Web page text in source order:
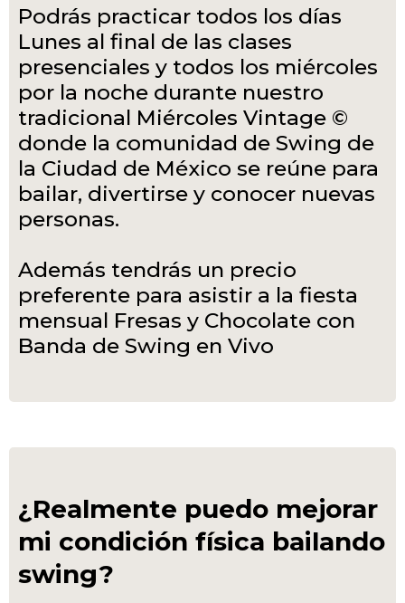
Podrás practicar todos los días
Lunes al final de las clases
presenciales y todos los miércoles
por la noche durante nuestro
tradicional Miércoles Vintage ©
donde la comunidad de Swing de
la Ciudad de México se reúne para
bailar, divertirse y conocer nuevas
personas.
Además tendrás un precio
preferente para asistir a la fiesta
mensual Fresas y Chocolate con
Banda de Swing en Vivo
¿Realmente puedo mejorar
mi condición física bailando
swing?